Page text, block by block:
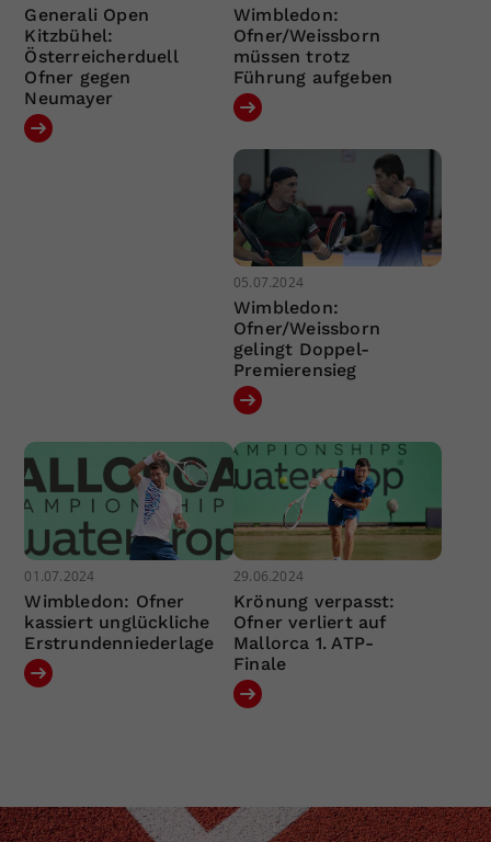
Generali Open
Kitzbühel:
Österreicherduell
Ofner gegen
Neumayer
Wimbledon:
Ofner/Weissborn
müssen trotz
Führung aufgeben
05.07.2024
Wimbledon:
Ofner/Weissborn
gelingt Doppel-
Premierensieg
01.07.2024
Wimbledon: Ofner
kassiert unglückliche
Erstrundenniederlage
29.06.2024
Krönung verpasst:
Ofner verliert auf
Mallorca 1. ATP-
Finale